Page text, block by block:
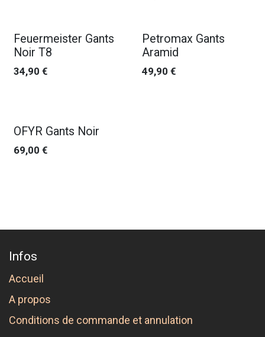
Feuermeister Gants
Noir T8
34,90 €
Petromax Gants
Aramid
49,90 €
OFYR Gants Noir
69,00 €
Infos
Accueil
A propos
Conditions de commande et annulation